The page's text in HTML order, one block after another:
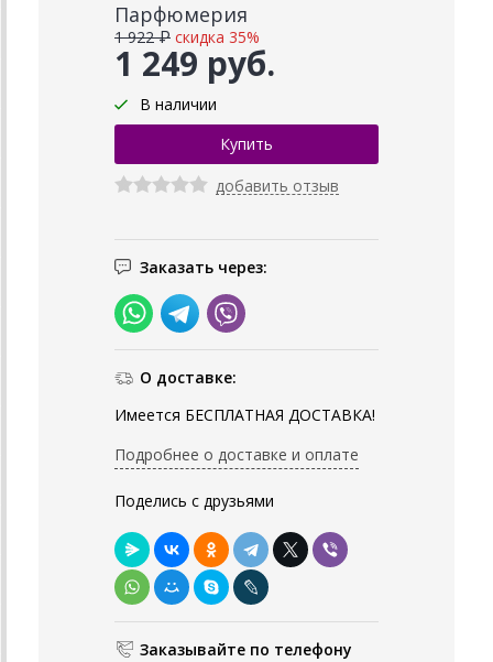
Парфюмерия
1 249 руб.
1 922 ₽ скидка 35%
В наличии
добавить отзыв
Заказать через:
О доставке:
Имеется БЕСПЛАТНАЯ ДОСТАВКА!
Подробнее о доставке и оплате
Поделись с друзьями
Заказывайте по телефону